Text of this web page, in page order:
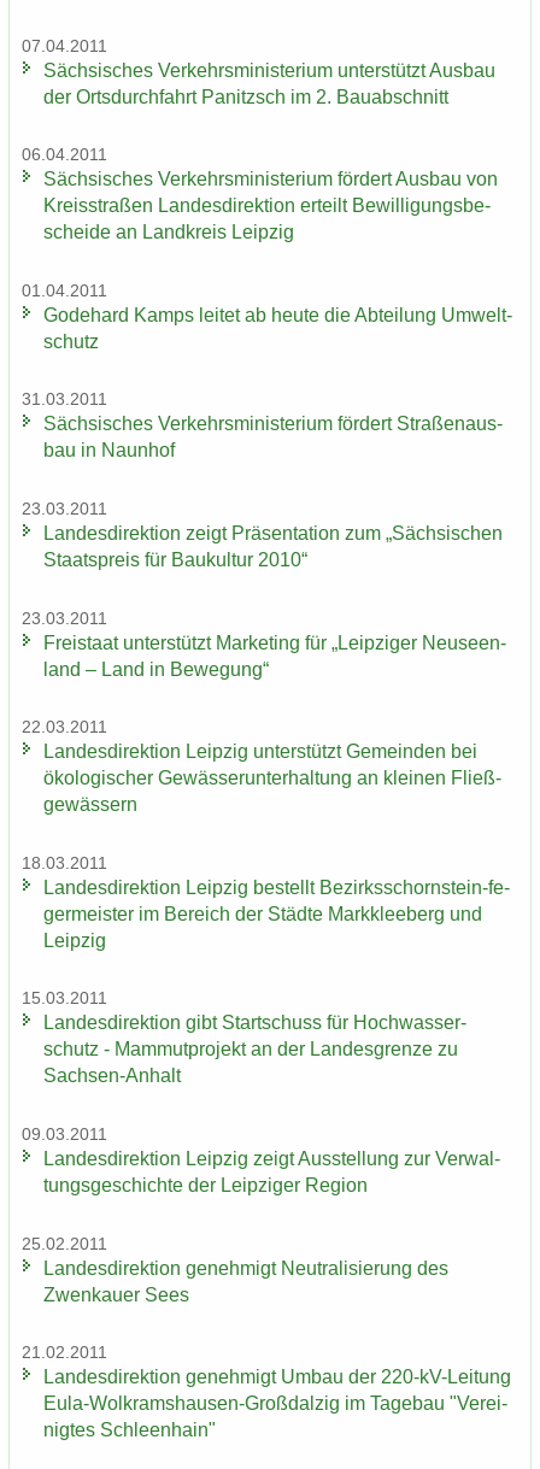
07.04.2011
Säch­si­sches Ver­kehrs­mi­nis­te­ri­um un­ter­stützt Aus­bau
der Orts­durch­fahrt Pa­nitzsch im 2. Bau­ab­schnitt
06.04.2011
Säch­si­sches Ver­kehrs­mi­nis­te­ri­um för­dert Aus­bau von
Kreis­stra­ßen Lan­des­di­rek­ti­on er­teilt Be­wil­li­gungs­be­
schei­de an Land­kreis Leip­zig
01.04.2011
Go­de­hard Kamps lei­tet ab heute die Ab­tei­lung Um­welt­
schutz
31.03.2011
Säch­si­sches Ver­kehrs­mi­nis­te­ri­um för­dert Stra­ßen­aus­
bau in Naun­hof
23.03.2011
Lan­des­di­rek­ti­on zeigt Prä­sen­ta­ti­on zum „Säch­si­schen
Staats­preis für Bau­kul­tur 2010“
23.03.2011
Frei­staat un­ter­stützt Mar­ke­ting für „Leip­zi­ger Neu­seen­
land – Land in Be­we­gung“
22.03.2011
Lan­des­di­rek­ti­on Leip­zig un­ter­stützt Ge­mein­den bei
öko­lo­gi­scher Ge­wäs­ser­un­ter­hal­tung an klei­nen Fließ­
ge­wäs­sern
18.03.2011
Lan­des­di­rek­ti­on Leip­zig be­stellt Bezirksschornstein-​ fe­
ger­meis­ter im Be­reich der Städ­te Mark­klee­berg und
Leip­zig
15.03.2011
Lan­des­di­rek­ti­on gibt Start­schuss für Hoch­was­ser­
schutz - Mam­mut­pro­jekt an der Lan­des­gren­ze zu
Sachsen-​Anhalt
09.03.2011
Lan­des­di­rek­ti­on Leip­zig zeigt Aus­stel­lung zur Ver­wal­
tungs­ge­schich­te der Leip­zi­ger Re­gi­on
25.02.2011
Lan­des­di­rek­ti­on ge­neh­migt Neu­tra­li­sie­rung des
Zwenkau­er Sees
21.02.2011
Lan­des­di­rek­ti­on ge­neh­migt Umbau der 220-​kV-Leitung
Eula-​Wolkramshausen-Großdalzig im Ta­ge­bau "Ver­ei­
nig­tes Schleen­hain"